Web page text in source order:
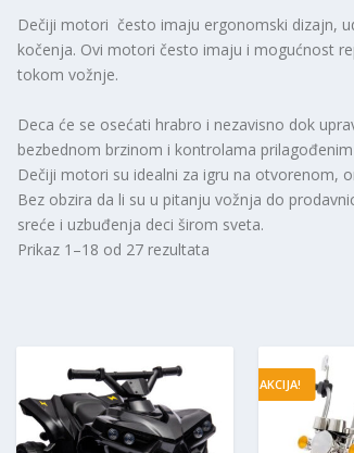
Dečiji motori često imaju ergonomski dizajn,
kočenja. Ovi motori često imaju i mogućnost
tokom vožnje.
Deca će se osećati hrabro i nezavisno dok
bezbednom brzinom i kontrolama
Dečiji motori su idealni za igru na otvorenom,
Bez obzira da li su u pitanju vožnja do
sreće i uzbuđenja deci širom sveta.
Prikaz 1–18 od 27 rezultata
AKCIJA!